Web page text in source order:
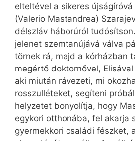
elteltével a sikeres
(Valerio Mas­tand­rea)
délszláv háborúról
jelenet szemtanújává válva
törnek rá, majd a kórházban
megértő doktornővel,
aki miután rávezeti, mi
rosszulléteket, segíteni
helyzetet bonyolítja, hogy
egykori otthonába, fel akarja
gyermekkori családi fészket,